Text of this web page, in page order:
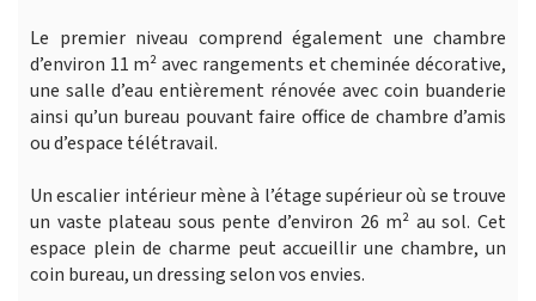
Le premier niveau comprend également une chambre
d’environ 11 m² avec rangements et cheminée décorative,
une salle d’eau entièrement rénovée avec coin buanderie
ainsi qu’un bureau pouvant faire office de chambre d’amis
ou d’espace télétravail.
Un escalier intérieur mène à l’étage supérieur où se trouve
un vaste plateau sous pente d’environ 26 m² au sol. Cet
espace plein de charme peut accueillir une chambre, un
coin bureau, un dressing selon vos envies.